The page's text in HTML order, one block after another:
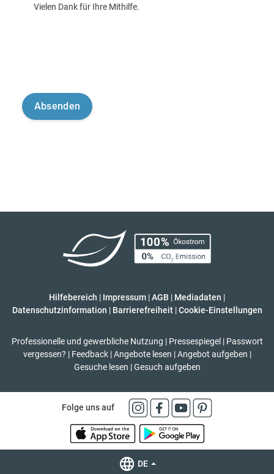
Vielen Dank für Ihre Mithilfe.
Hilfebereich | Impressum |AGB | Mediadaten |
Datenschutzinformation | Barrierefreiheit | Cookie-Einstellungen
Professionelle und gewerbliche Nutzung | Pressespiegel | Passwort
vergessen? | Feedback | Angebote lesen | Angebot aufgeben |
Gesuche lesen | Gesuch aufgeben
Folge uns auf
DE